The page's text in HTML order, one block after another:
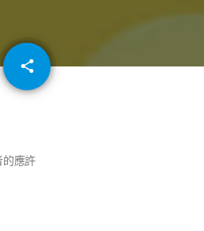
share
email
的應許